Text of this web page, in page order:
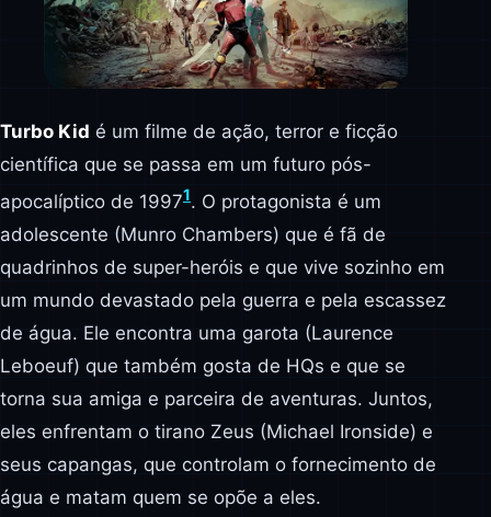
Turbo Kid é um filme de ação, terror e ficção
científica que se passa em um futuro pós-
apocalíptico de 19971. O protagonista é um
adolescente (Munro Chambers) que é fã de
quadrinhos de super-heróis e que vive sozinho em
um mundo devastado pela guerra e pela escassez
de água. Ele encontra uma garota (Laurence
Leboeuf) que também gosta de HQs e que se
torna sua amiga e parceira de aventuras. Juntos,
eles enfrentam o tirano Zeus (Michael Ironside) e
seus capangas, que controlam o fornecimento de
água e matam quem se opõe a eles.